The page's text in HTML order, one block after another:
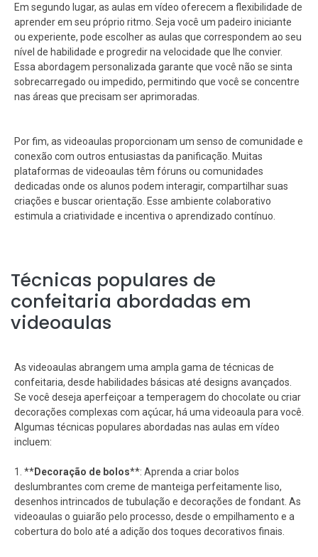
Em segundo lugar, as aulas em vídeo oferecem a flexibilidade de
aprender em seu próprio ritmo. Seja você um padeiro iniciante
ou experiente, pode escolher as aulas que correspondem ao seu
nível de habilidade e progredir na velocidade que lhe convier.
Essa abordagem personalizada garante que você não se sinta
sobrecarregado ou impedido, permitindo que você se concentre
nas áreas que precisam ser aprimoradas.
Por fim, as videoaulas proporcionam um senso de comunidade e
conexão com outros entusiastas da panificação. Muitas
plataformas de videoaulas têm fóruns ou comunidades
dedicadas onde os alunos podem interagir, compartilhar suas
criações e buscar orientação. Esse ambiente colaborativo
estimula a criatividade e incentiva o aprendizado contínuo.
Técnicas populares de
confeitaria abordadas em
videoaulas
As videoaulas abrangem uma ampla gama de técnicas de
confeitaria, desde habilidades básicas até designs avançados.
Se você deseja aperfeiçoar a temperagem do chocolate ou criar
decorações complexas com açúcar, há uma videoaula para você.
Algumas técnicas populares abordadas nas aulas em vídeo
incluem:
1. **Decoração de bolos**: Aprenda a criar bolos
deslumbrantes com creme de manteiga perfeitamente liso,
desenhos intrincados de tubulação e decorações de fondant. As
videoaulas o guiarão pelo processo, desde o empilhamento e a
cobertura do bolo até a adição dos toques decorativos finais.